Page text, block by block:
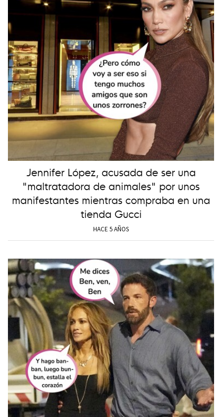
Jennifer López, acusada de ser una
"maltratadora de animales" por unos
manifestantes mientras compraba en una
tienda Gucci
HACE 5 AÑOS